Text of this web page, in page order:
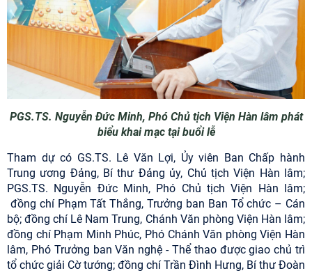
PGS.TS. Nguyễn Đức Minh, Phó Chủ tịch Viện Hàn lâm phát
biểu khai mạc tại buổi lễ
Tham dự có GS.TS. Lê Văn Lợi, Ủy viên Ban Chấp hành
Trung ương Đảng, Bí thư Đảng ủy, Chủ tịch Viện Hàn lâm;
PGS.TS. Nguyễn Đức Minh, Phó Chủ tịch Viện Hàn lâm;
đồng chí Phạm Tất Thắng, Trưởng ban Ban Tổ chức – Cán
bộ; đồng chí Lê Nam Trung, Chánh Văn phòng Viện Hàn lâm;
đồng chí Phạm Minh Phúc, Phó Chánh Văn phòng Viện Hàn
lâm, Phó Trưởng ban Văn nghệ - Thể thao được giao chủ trì
tổ chức giải Cờ tướng; đồng chí Trần Đình Hưng, Bí thư Đoàn